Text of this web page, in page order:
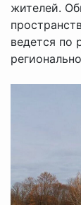
жителей.
ведется по